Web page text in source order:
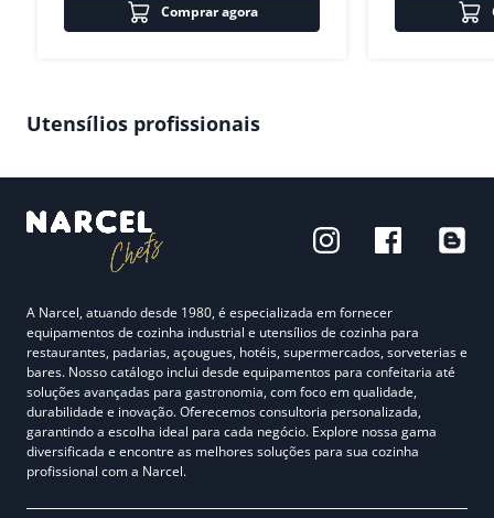
Comprar agora
Utensílios profissionais
A Narcel, atuando desde 1980, é especializada em fornecer
equipamentos de cozinha industrial e utensílios de cozinha para
restaurantes, padarias, açougues, hotéis, supermercados, sorveterias e
bares. Nosso catálogo inclui desde equipamentos para confeitaria até
soluções avançadas para gastronomia, com foco em qualidade,
durabilidade e inovação. Oferecemos consultoria personalizada,
garantindo a escolha ideal para cada negócio. Explore nossa gama
diversificada e encontre as melhores soluções para sua cozinha
profissional com a Narcel.